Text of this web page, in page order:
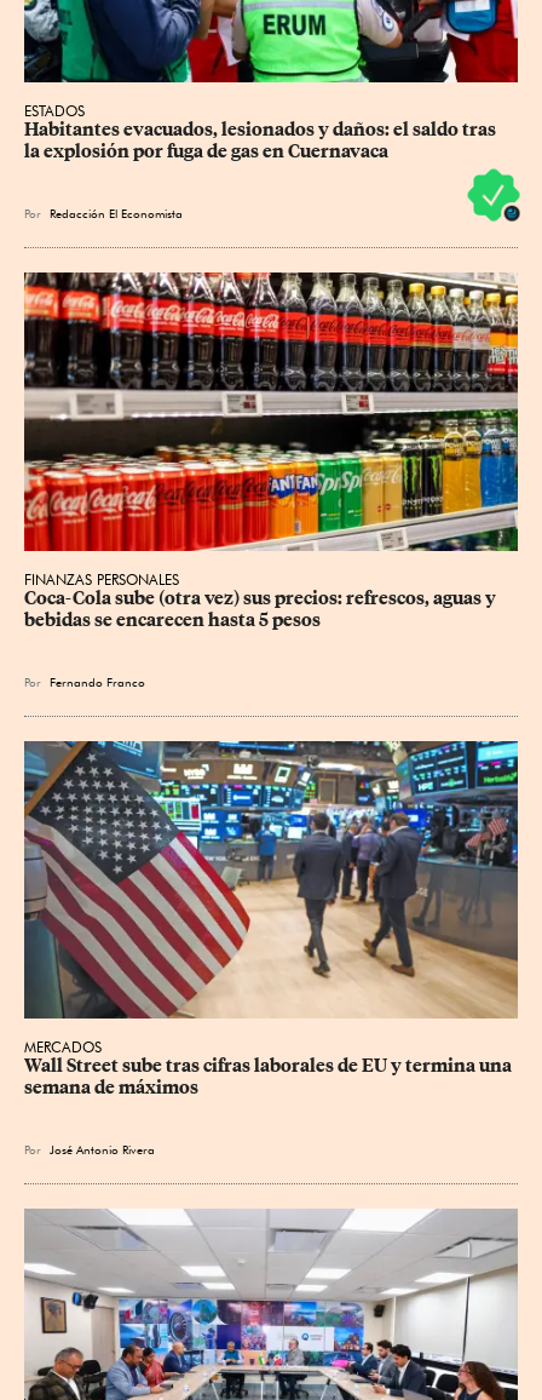
ESTADOS
Habitantes evacuados, lesionados y daños: el saldo tras
la explosión por fuga de gas en Cuernavaca
Por Redacción El Economista
FINANZAS PERSONALES
Coca-Cola sube (otra vez) sus precios: refrescos, aguas y
bebidas se encarecen hasta 5 pesos
Por Fernando Franco
MERCADOS
Wall Street sube tras cifras laborales de EU y termina una
semana de máximos
Por José Antonio Rivera